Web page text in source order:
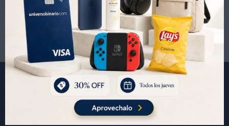
Suscríbete a nuestra newsletter
Recibe todas las novedades y ofertas de nuestra tienda.